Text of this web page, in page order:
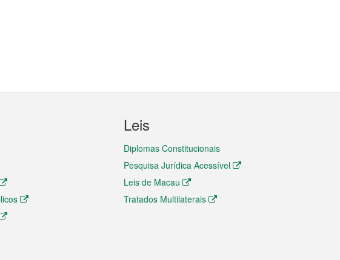
Leis
Diplomas Constitucionais
Pesquisa Jurídica Acessível
Leis de Macau
Tratados Multilaterais